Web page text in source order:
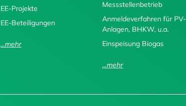
EE-Projekte
EE-Beteiligungen
...mehr
Messstellenbetrieb
Anmeldeverfahren für PV-
Anlagen, BHKW, u.a.
Einspeisung Biogas
...mehr